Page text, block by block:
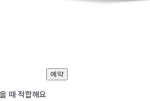
때 적합해요
예약